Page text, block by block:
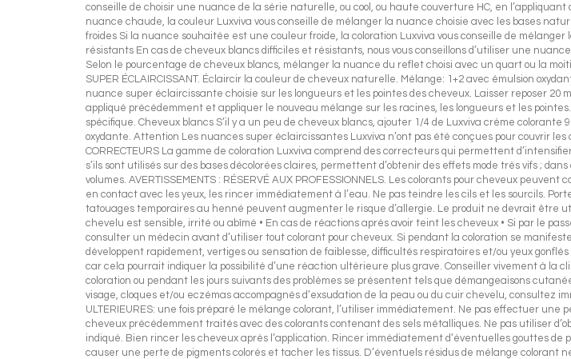
conseille de choisir une nuance de la série naturelle, ou cool, ou haute couverture HC, en
nuance chaude, la couleur Luxviva vous conseille de mélanger la nuance choisie avec les bases
froides Si la nuance souhaitée est une couleur froide, la coloration Luxviva vous conseille de
résistants En cas de cheveux blancs difficiles et résistants, nous vous conseillons d’utiliser une
Selon le pourcentage de cheveux blancs, mélanger la nuance du reflet choisi avec un quart ou la
SUPER ÉCLAIRCISSANT. Éclaircir la couleur de cheveux naturelle. Mélange: 1+2 avec émulsion
nuance super éclaircissante choisie sur les longueurs et les pointes des cheveux. Laisser reposer
appliqué précédemment et appliquer le nouveau mélange sur les racines, les longueurs et les
spécifique. Cheveux blancs S’il y a un peu de cheveux blancs, ajouter 1/4 de Luxviva crème
oxydante. Attention Les nuances super éclaircissantes Luxviva n’ont pas été conçues pour couvrir
CORRECTEURS La gamme de coloration Luxviva comprend des correcteurs qui permettent
s’ils sont utilisés sur des bases décolorées claires, permettent d’obtenir des effets mode très vifs ;
volumes. AVERTISSEMENTS : RÉSERVÉ AUX PROFESSIONNELS. Les colorants pour cheveux
en contact avec les yeux, les rincer immédiatement à l’eau. Ne pas teindre les cils et les sourcils.
tatouages temporaires au henné peuvent augmenter le risque d’allergie. Le produit ne devrait être
chevelu est sensible, irrité ou abîmé • En cas de réactions après avoir teint les cheveux • Si par le
consulter un médecin avant d’utiliser tout colorant pour cheveux. Si pendant la coloration se
développent rapidement, vertiges ou sensation de faiblesse, difficultés respiratoires et/ou yeux
car cela pourrait indiquer la possibilité d’une réaction ultérieure plus grave. Conseiller vivement à la
coloration ou pendant les jours suivants des problèmes se présentent tels que démangeaisons
visage, cloques et/ou eczémas accompagnés d’exsudation de la peau ou du cuir chevelu, consultez
ULTERIEURES: une fois préparé le mélange colorant, l’utiliser immédiatement. Ne pas effectuer
cheveux précédemment traités avec des colorants contenant des sels métalliques. Ne pas utiliser
indiqué. Bien rincer les cheveux après l’application. Rincer immédiatement d’éventuelles gouttes
causer une perte de pigments colorés et tacher les tissus. D’éventuels résidus de mélange